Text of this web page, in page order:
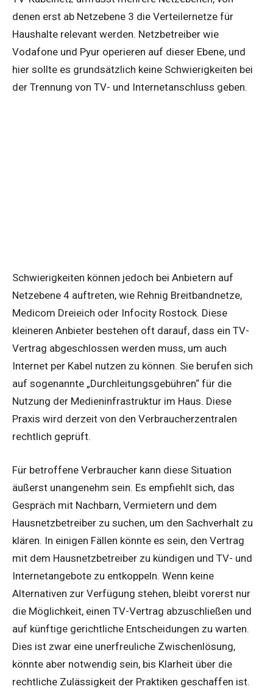
denen erst ab Netzebene 3 die Verteilernetze für
Haushalte relevant werden. Netzbetreiber wie
Vodafone und Pyur operieren auf dieser Ebene, und
hier sollte es grundsätzlich keine Schwierigkeiten bei
der Trennung von TV- und Internetanschluss geben.
Schwierigkeiten können jedoch bei Anbietern auf
Netzebene 4 auftreten, wie Rehnig Breitbandnetze,
Medicom Dreieich oder Infocity Rostock. Diese
kleineren Anbieter bestehen oft darauf, dass ein TV-
Vertrag abgeschlossen werden muss, um auch
Internet per Kabel nutzen zu können. Sie berufen sich
auf sogenannte „Durchleitungsgebühren“ für die
Nutzung der Medieninfrastruktur im Haus. Diese
Praxis wird derzeit von den Verbraucherzentralen
rechtlich geprüft.
Für betroffene Verbraucher kann diese Situation
äußerst unangenehm sein. Es empfiehlt sich, das
Gespräch mit Nachbarn, Vermietern und dem
Hausnetzbetreiber zu suchen, um den Sachverhalt zu
klären. In einigen Fällen könnte es sein, den Vertrag
mit dem Hausnetzbetreiber zu kündigen und TV- und
Internetangebote zu entkoppeln. Wenn keine
Alternativen zur Verfügung stehen, bleibt vorerst nur
die Möglichkeit, einen TV-Vertrag abzuschließen und
auf künftige gerichtliche Entscheidungen zu warten.
Dies ist zwar eine unerfreuliche Zwischenlösung,
könnte aber notwendig sein, bis Klarheit über die
rechtliche Zulässigkeit der Praktiken geschaffen ist.